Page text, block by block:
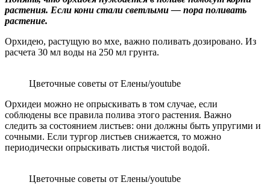
растения. Если кони стали светлыми — пора поливать
растение.
Орхидею, растущую во мхе, важно поливать дозировано. Из
расчета 30 мл воды на 250 мл грунта.
Цветочные советы от Елены/youtube
Орхидеи можно не опрыскивать в том случае, если
соблюдены все правила полива этого растения. Важно
следить за состоянием листьев: они должны быть упругими и
сочными. Если тургор листьев снижается, то можно
периодически опрыскивать листья чистой водой.
Цветочные советы от Елены/youtube